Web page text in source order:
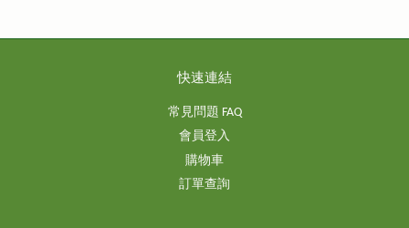
快速連結
常見問題 FAQ
會員登入
購物車
訂單查詢